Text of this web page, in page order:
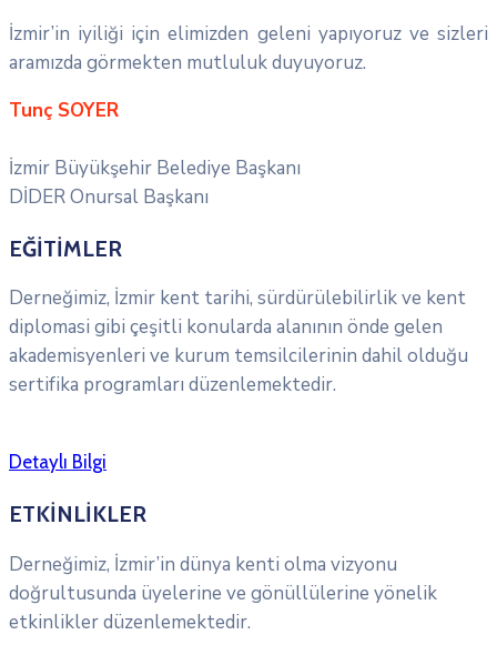
İzmir’in iyiliği için elimizden geleni yapıyoruz ve sizleri
aramızda görmekten mutluluk duyuyoruz.
Tunç SOYER
İzmir Büyükşehir Belediye Başkanı
DİDER Onursal Başkanı
EĞİTİMLER
Derneğimiz, İzmir kent tarihi, sürdürülebilirlik ve kent
diplomasi gibi çeşitli konularda alanının önde gelen
akademisyenleri ve kurum temsilcilerinin dahil olduğu
sertifika programları düzenlemektedir.
Detaylı Bilgi
ETKİNLİKLER
Derneğimiz, İzmir’in dünya kenti olma vizyonu
doğrultusunda üyelerine ve gönüllülerine yönelik
etkinlikler düzenlemektedir.